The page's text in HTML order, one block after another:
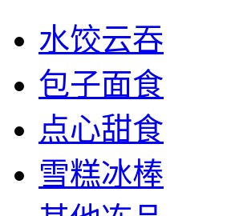
水饺云吞
包子面食
点心甜食
雪糕冰棒